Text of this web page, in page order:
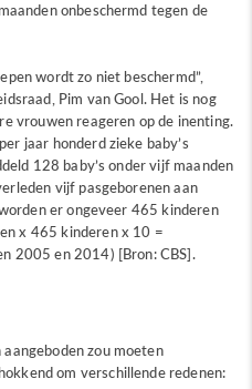
onbeschermd tegen de
wordt zo niet beschermd”,
Pim van Gool. Het is nog
vrouwen reageren op de inenting.
jaar honderd zieke baby’s
128 baby’s onder vijf maanden
vijf pasgeborenen aan
er ongeveer 465 kinderen
x 465 kinderen x 10 =
2005 en 2014) [Bron: CBS].
zou moeten
om verschillende redenen: